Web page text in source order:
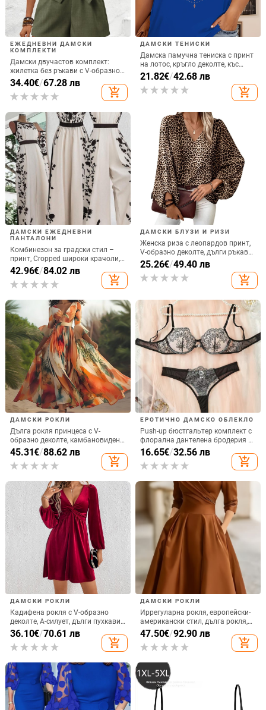
ЕЖЕДНЕВНИ ДАМСКИ
КОМПЛЕКТИ
Дамски двучастов комплект:
жилетка без ръкави с V-образно
деколте и къси панталони,
декоративни копчета, полиестер-
спандекс, лято 2024
34.40€/67.28 лв
add_shopping_cart
ДАМСКИ ТЕНИСКИ
Дамска памучна тениска с принт
на лотос, кръгло деколте, къс
ръкав (памук ≥95%, принт на
лотос, кръгло деколте, къс ръкав)
21.82€/42.68 лв
add_shopping_cart
ДАМСКИ ЕЖЕДНЕВНИ
ПАНТАЛОНИ
Комбинезон за градски стил –
принт, Cropped широки крачоли,
талия с връзка в средата,
копринено-лъскав завършек, TR
плат (полиестер/найлон)
42.96€/84.02 лв
add_shopping_cart
ДАМСКИ БЛУЗИ И РИЗИ
Женска риза с леопардов принт,
V-образно деколте, дълги ръкави,
полиестер
25.26€/49.40 лв
add_shopping_cart
ДАМСКИ РОКЛИ
Дълга рокля принцеса с V-
образно деколте, камбановиден
ръкав и висока талия,
геометричен принт, полиестер
45.31€/88.62 лв
add_shopping_cart
ЕРОТИЧНО ДАМСКО ОБЛЕКЛО
Push-up бюстгальтер комплект с
флорална дантелена бродерия и
прозрачен мрежест панел –
полиестер 90–95%
16.65€/32.56 лв
add_shopping_cart
ДАМСКИ РОКЛИ
Кадифена рокля с V-образно
деколте, А-силует, дълги пухкави
ръкави, висока талия
36.10€/70.61 лв
add_shopping_cart
ДАМСКИ РОКЛИ
Иррегуларна рокля, европейски-
американски стил, дълга рокля,
дълги ръкави, полиестер
47.50€/92.90 лв
add_shopping_cart